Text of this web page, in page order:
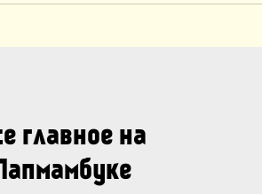
главное на